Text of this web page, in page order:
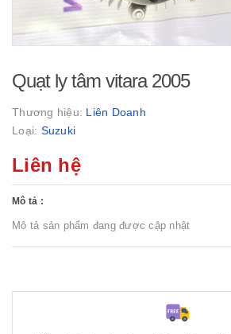
Quạt ly tâm vitara 2005
Thương hiệu: Liên Doanh
Loại: Suzuki
Liên hệ
Mô tả :
Mô tả sản phẩm đang được cập nhật